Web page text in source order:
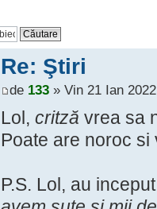
Re: Ştiri
de 133» Vin 21 Ian
Lol, critză vrea sa
Poate are noroc
P.S. Lol, au